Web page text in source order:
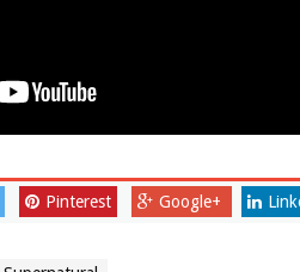
Pinterest Google+